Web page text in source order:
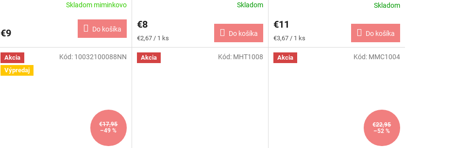
Skladom miminkovo
€9 Do košíka
Skladom
€8
Jednotková
cena:
€2,67 / 1 ks
Do košíka
Skladom
€11
Jednotková
cena:
€3,67 / 1 ks
Do košíka
Akcia
Výpredaj
€17,95
–49 %
Kód: 10032100088NN Akcia Kód: MHT1008 Akcia
€22,95
–52 %
Kód: MMC1004